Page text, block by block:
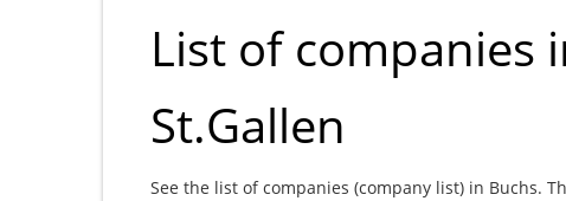
List of companies
St.Gallen
See the list of companies (company list) in Buchs.